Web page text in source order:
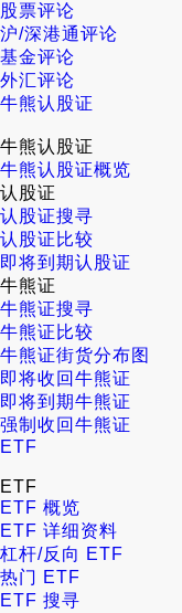
股票评论
沪/深港通评论
基金评论
外汇评论
牛熊认股证
牛熊认股证
牛熊认股证概览
认股证
认股证搜寻
认股证比较
即将到期认股证
牛熊证
牛熊证搜寻
牛熊证比较
牛熊证街货分布图
即将收回牛熊证
即将到期牛熊证
强制收回牛熊证
ETF
ETF
ETF 概览
ETF 详细资料
杠杆/反向 ETF
热门 ETF
ETF 搜寻